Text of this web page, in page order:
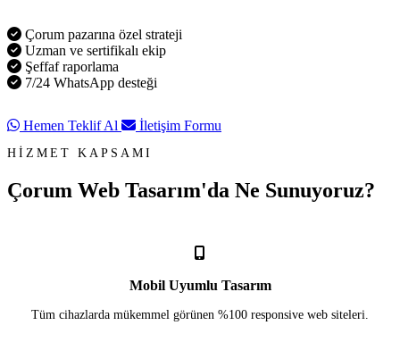
Çorum pazarına özel strateji
Uzman ve sertifikalı ekip
Şeffaf raporlama
7/24 WhatsApp desteği
Hemen Teklif Al İletişim Formu
HİZMET KAPSAMI
Çorum Web Tasarım'da Ne Sunuyoruz?
Mobil Uyumlu Tasarım
Tüm cihazlarda mükemmel görünen %100 responsive web siteleri.